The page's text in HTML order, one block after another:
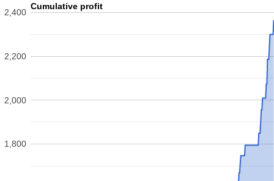
Cumulative profit
1,800
2,000
2,200
2,400